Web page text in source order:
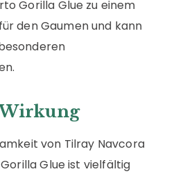
Gorilla Glue zu einem
den Gaumen und kann
von Tilray Navcora
Glue ist vielfältig